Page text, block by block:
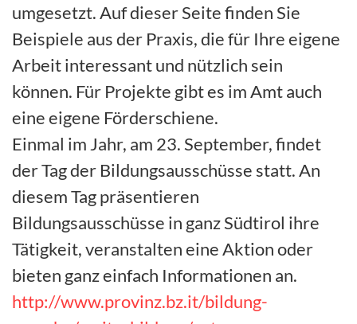
umgesetzt. Auf dieser Seite finden Sie
Beispiele aus der Praxis, die für Ihre eigene
Arbeit interessant und nützlich sein
können. Für Projekte gibt es im Amt auch
eine eigene Förderschiene.
Einmal im Jahr, am 23. September, findet
der Tag der Bildungsausschüsse statt. An
diesem Tag präsentieren
Bildungsausschüsse in ganz Südtirol ihre
Tätigkeit, veranstalten eine Aktion oder
bieten ganz einfach Informationen an.
http://www.provinz.bz.it/bildung-